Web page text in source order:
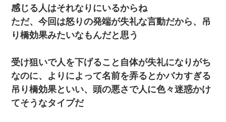
17年飼っていた犬が亡くなった。鼻水垂らし嗚咽する私に、猫が
近づいて頭突きをしてきて…
【画像】女の子「お母さん！！私ようやくファッションモデルに
選ばれたの！絶対見に来てね！」→悲しい結果がこれ・・・
感じる人はそれなりにいるからね
ただ、今回は怒りの発端が失礼な言動だから、吊
り橋効果みたいなもんだと思う
受け狙いで人を下げること自体が失礼になりがち
なのに、よりによって名前を弄るとかバカすぎる
吊り橋効果といい、頭の悪さで人に色々迷惑かけ
てそうなタイプだ